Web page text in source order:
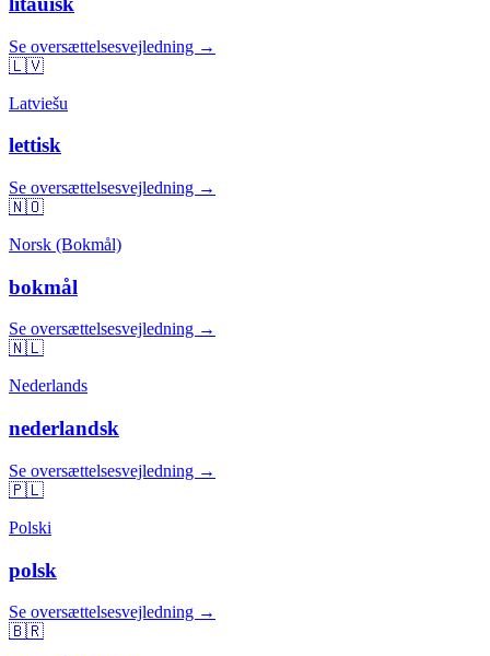
Se oversættelsesvejledning →
🇱🇻
Latviešu
lettisk
Se oversættelsesvejledning →
🇳🇴
Norsk (Bokmål)
bokmål
Se oversættelsesvejledning →
🇳🇱
Nederlands
nederlandsk
Se oversættelsesvejledning →
🇵🇱
Polski
polsk
Se oversættelsesvejledning →
🇧🇷